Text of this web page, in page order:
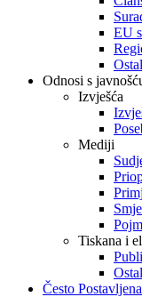
EU
Odnosi s
Izvješća
Mediji
Tiskana i
Često